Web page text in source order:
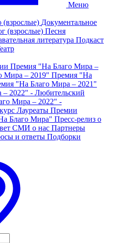
Меню
(взрослые) Документальное
(взрослые) Песня
литература Подкаст
Премия "На Благо Мира –
Мира – 2019" Премия "На
"На Благо Мира – 2021"
2022" - Любительский
Мира – 2022" -
Лауреаты Премии
Благо Мира" Пресс-релиз о
СМИ о нас Партнеры
и ответы Подборки